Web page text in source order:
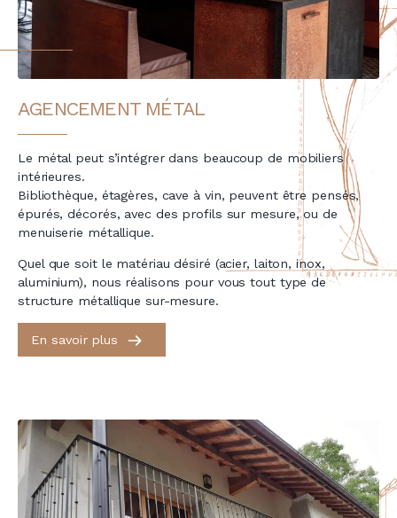
AGENCEMENT MÉTAL
Le métal peut s’intégrer dans beaucoup de mobiliers
intérieures.
Bibliothèque, étagères, cave à vin, peuvent être pensés,
épurés, décorés, avec des profils sur mesure, ou de
menuiserie métallique.
Quel que soit le matériau désiré (acier, laiton, inox,
aluminium), nous réalisons pour vous tout type de
structure métallique sur-mesure.
En savoir plus